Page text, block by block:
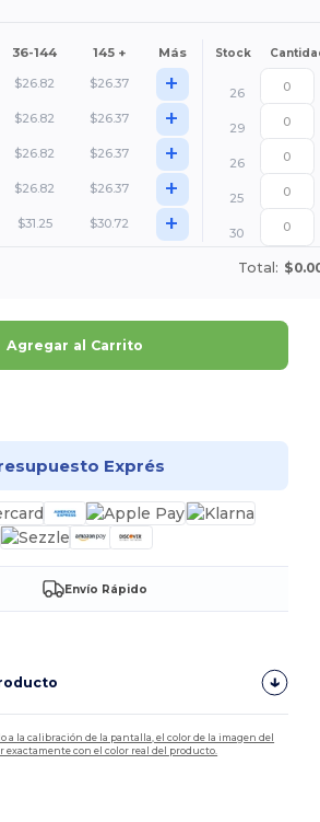
36-144 145 + Más Stock
$26.82 $26.37 +
26
$26.82 $26.37 +
29
$26.82 $26.37 +
26
$26.82 $26.37 +
25
$31.25 $30.72 + 30
Total:
Agregar al Carrito
Exprés
Envío Rápido
a la calibración de la pantalla, el color de la imagen del
con el color real del producto.